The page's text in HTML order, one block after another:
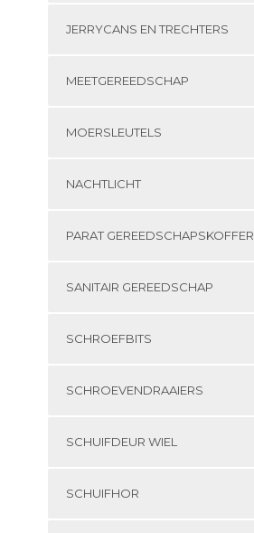
JERRYCANS EN TRECHTERS
MEETGEREEDSCHAP
MOERSLEUTELS
NACHTLICHT
PARAT GEREEDSCHAPSKOFFER
SANITAIR GEREEDSCHAP
SCHROEFBITS
SCHROEVENDRAAIERS
SCHUIFDEUR WIEL
SCHUIFHOR